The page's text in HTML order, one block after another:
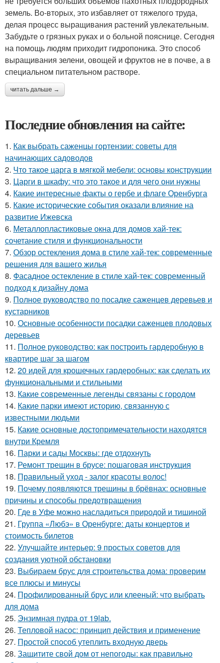
земель. Во-вторых, это избавляет от тяжелого труда,
делая процесс выращивания растений увлекательным.
Забудьте о грязных руках и о больной пояснице. Сегодня
на помощь людям приходит гидропоника. Это способ
выращивания зелени, овощей и фруктов не в почве, а в
специальном питательном растворе.
читать дальше →
Последние обновления на сайте:
1. Как выбрать саженцы гортензии: советы для
начинающих садоводов
2. Что такое царга в мягкой мебели: основы конструкции
3. Царги в шкафу: что это такое и для чего они нужны
4. Какие интересные факты о гербе и флаге Оренбурга
5. Какие исторические события оказали влияние на
развитие Ижевска
6. Металлопластиковые окна для домов хай-тек:
сочетание стиля и функциональности
7. Обзор остекления дома в стиле хай-тек: современные
решения для вашего жилья
8. Фасадное остекление в стиле хай-тек: современный
подход к дизайну дома
9. Полное руководство по посадке саженцев деревьев и
кустарников
10. Основные особенности посадки саженцев плодовых
деревьев
11. Полное руководство: как построить гардеробную в
квартире шаг за шагом
12. 20 идей для крошечных гардеробных: как сделать их
функциональными и стильными
13. Какие современные легенды связаны с городом
14. Какие парки имеют историю, связанную с
известными людьми
15. Какие основные достопримечательности находятся
внутри Кремля
16. Парки и сады Москвы: где отдохнуть
17. Ремонт трещин в брусе: пошаговая инструкция
18. Правильный уход - залог красоты волос!
19. Почему появляются трещины в брёвнах: основные
причины и способы предотвращения
20. Где в Уфе можно насладиться природой и тишиной
21. Группа «Любэ» в Оренбурге: даты концертов и
стоимость билетов
22. Улучшайте интерьер: 9 простых советов для
создания уютной обстановки
23. Выбираем брус для строительства дома: проверим
все плюсы и минусы
24. Профилированный брус или клееный: что выбрать
для дома
25. Энзимная пудра от 19lab.
26. Тепловой насос: принцип действия и применение
27. Простой способ утеплить входную дверь
28. Защитите свой дом от непогоды: как правильно